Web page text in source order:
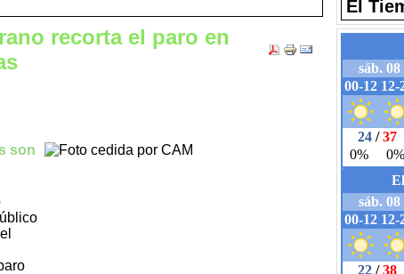
recorta el paro en
son
El